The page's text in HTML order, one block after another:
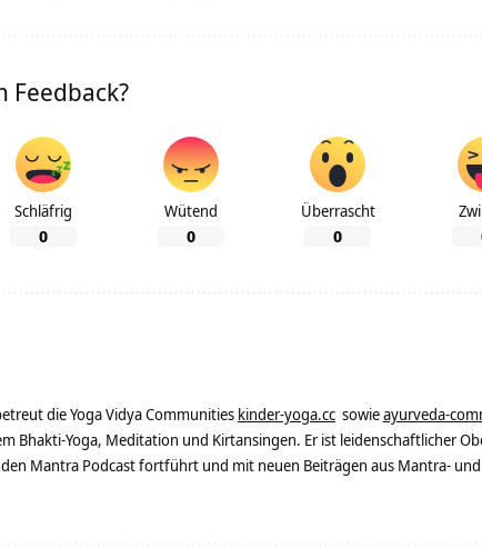
Feedback?
Schläfrig
0
Wütend
0
Überrascht
0
die Yoga Vidya Communities kinder-yoga.cc sowieayurveda-
Bhakti-Yoga, Meditation und Kirtansingen. Er ist leidenschaftlicher
Mantra Podcast fortführt und mit neuen Beiträgen aus Mantra-